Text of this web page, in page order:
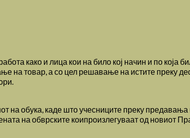
како и лица кои на било кој начин и по која
на товар, а со цел решавање на истите преку
обука, каде што учесниците преку предавања
на обврските коипроизлегуваат од новиот